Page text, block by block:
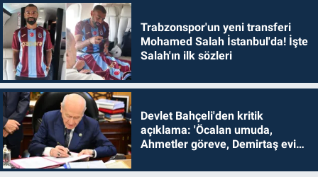
Trabzonspor'un yeni transferi
Mohamed Salah İstanbul'da! İşte
Salah'ın ilk sözleri
Devlet Bahçeli'den kritik
açıklama: 'Öcalan umuda,
Ahmetler göreve, Demirtaş evine